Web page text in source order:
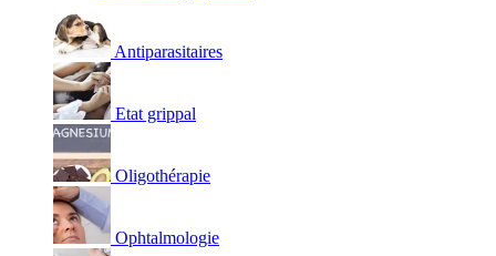
Antiparasitaires
Etat grippal
Oligothérapie
Ophtalmologie